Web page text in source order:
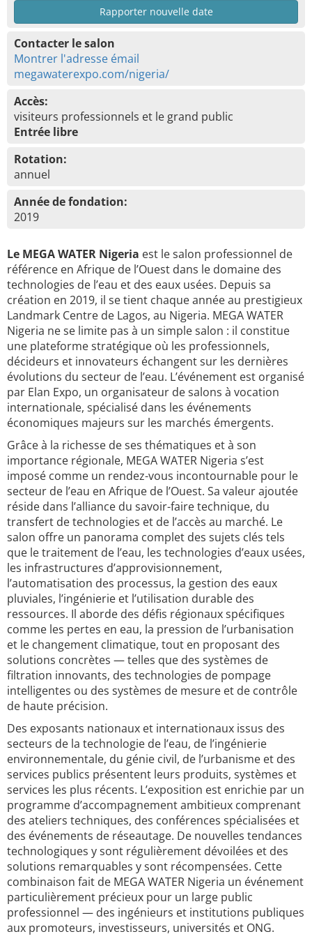
Rapporter nouvelle date
Contacter le salon
Montrer l'adresse émail
megawaterexpo.com/nigeria/
Accès:
visiteurs professionnels et le grand public
Entrée libre
Rotation:
annuel
Année de fondation:
2019
Le MEGA WATER Nigeria est le salon professionnel de
référence en Afrique de l’Ouest dans le domaine des
technologies de l’eau et des eaux usées. Depuis sa
création en 2019, il se tient chaque année au prestigieux
Landmark Centre de Lagos, au Nigeria. MEGA WATER
Nigeria ne se limite pas à un simple salon : il constitue
une plateforme stratégique où les professionnels,
décideurs et innovateurs échangent sur les dernières
évolutions du secteur de l’eau. L’événement est organisé
par Elan Expo, un organisateur de salons à vocation
internationale, spécialisé dans les événements
économiques majeurs sur les marchés émergents.
Grâce à la richesse de ses thématiques et à son
importance régionale, MEGA WATER Nigeria s’est
imposé comme un rendez-vous incontournable pour le
secteur de l’eau en Afrique de l’Ouest. Sa valeur ajoutée
réside dans l’alliance du savoir-faire technique, du
transfert de technologies et de l’accès au marché. Le
salon offre un panorama complet des sujets clés tels
que le traitement de l’eau, les technologies d’eaux usées,
les infrastructures d’approvisionnement,
l’automatisation des processus, la gestion des eaux
pluviales, l’ingénierie et l’utilisation durable des
ressources. Il aborde des défis régionaux spécifiques
comme les pertes en eau, la pression de l’urbanisation
et le changement climatique, tout en proposant des
solutions concrètes — telles que des systèmes de
filtration innovants, des technologies de pompage
intelligentes ou des systèmes de mesure et de contrôle
de haute précision.
Des exposants nationaux et internationaux issus des
secteurs de la technologie de l’eau, de l’ingénierie
environnementale, du génie civil, de l’urbanisme et des
services publics présentent leurs produits, systèmes et
services les plus récents. L’exposition est enrichie par un
programme d’accompagnement ambitieux comprenant
des ateliers techniques, des conférences spécialisées et
des événements de réseautage. De nouvelles tendances
technologiques y sont régulièrement dévoilées et des
solutions remarquables y sont récompensées. Cette
combinaison fait de MEGA WATER Nigeria un événement
particulièrement précieux pour un large public
professionnel — des ingénieurs et institutions publiques
aux promoteurs, investisseurs, universités et ONG.